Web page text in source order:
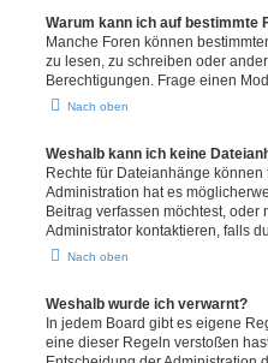
Warum kann ich auf bestimmte
Manche Foren können
zu lesen, zu schreiben oder
Berechtigungen. Frage einen
Nach oben
Weshalb kann ich keine
Rechte für Dateianhänge
Administration hat es
Beitrag verfassen möchtest,
Administrator kontaktieren, falls
Nach oben
Weshalb wurde ich verwarnt?
In jedem Board gibt es eigene
eine dieser Regeln verstoßen